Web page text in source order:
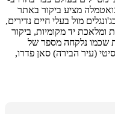
מציע ביקור באתר
מול בעלי חיים נדירים,
ומלאכת יד מקומיות, ביקור
שכמו נלקחה מספר של
(עיר הבירה) סאן פדרו,